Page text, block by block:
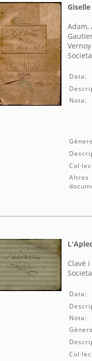
Giselle
Adam,
Data:
Nota:
Altres
Clavé
Data:
Nota: